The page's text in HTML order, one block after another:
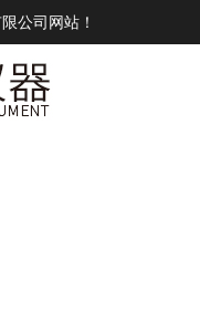
公司网站！